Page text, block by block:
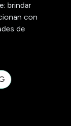
brindar
con
de